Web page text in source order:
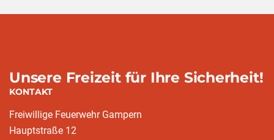
Unsere Freizeit für Ihre Sicherheit!
KONTAKT
Freiwillige Feuerwehr Gampern
Hauptstraße 12